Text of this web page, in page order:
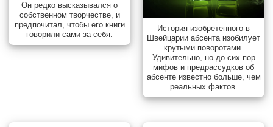
Он редко высказывался о
собственном творчестве, и
предпочитал, чтобы его книги
говорили сами за себя.
История изобретенного в
Швейцарии абсента изобилует
крутыми поворотами.
Удивительно, но до сих пор
мифов и предрассудков об
абсенте известно больше, чем
реальных фактов.